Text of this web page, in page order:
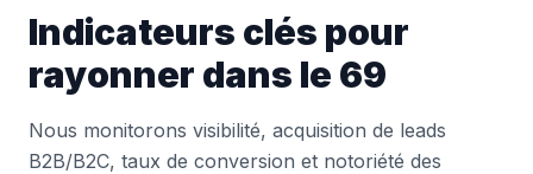
Indicateurs clés pour
rayonner dans le 69
Nous monitorons visibilité, acquisition de leads
B2B/B2C, taux de conversion et notoriété des